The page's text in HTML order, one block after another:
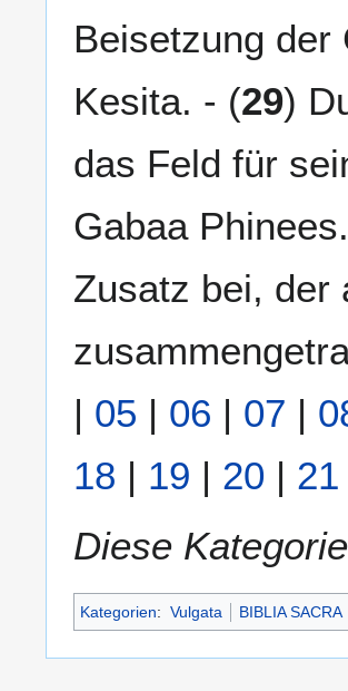
Beisetzung der
Kesita. - (29)
das Feld für
Gabaa
Zusatz bei, der
| 05 | 06 | 07 |
18 | 19 | 20 | 21
Diese
Kategorien: Vulgata BIBLIA SACRA